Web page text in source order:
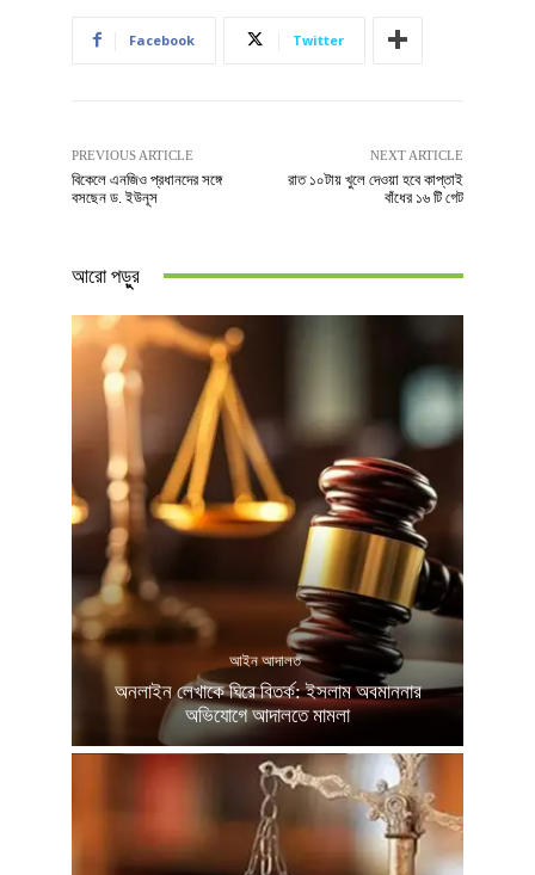
Facebook Twitter
PREVIOUS ARTICLE
বিকেলে এনজিও প্রধানদের সঙ্গে
বসছেন ড. ইউনূস
NEXT ARTICLE
রাত ১০টায় খুলে দেওয়া হবে কাপ্তাই
বাঁধের ১৬ টি গেট
আরো পড়ুুর
আইন আদালত
অনলাইন লেখাকে ঘিরে বিতর্ক: ইসলাম অবমাননার
অভিযোগে আদালতে মামলা